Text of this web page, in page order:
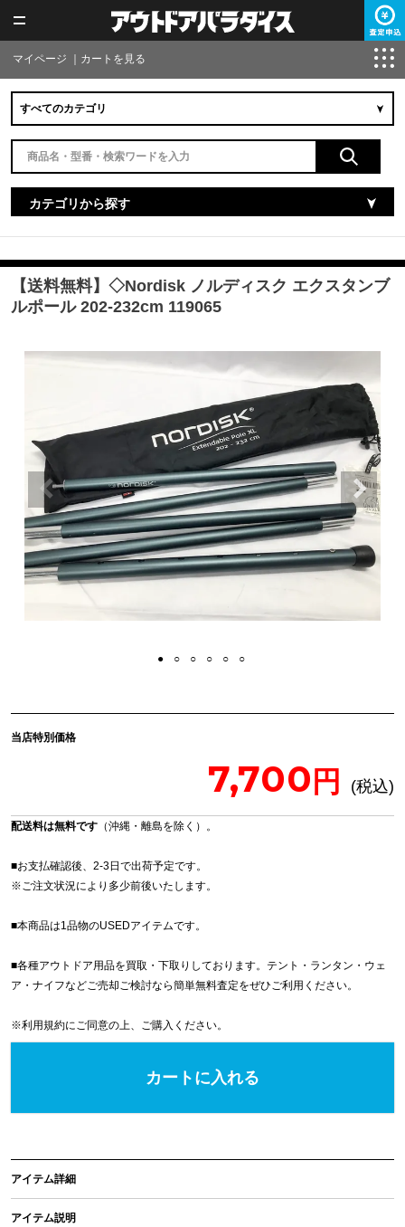
マイページ カートを見る
カテゴリから探す
【送料無料】◇Nordisk ノルディスク エクスタンブ
ルポール 202-232cm 119065
当店特別価格
7,700
配送料は無料です （沖縄・離島を除く）。
■お支払確認後、2-3日で出荷予定です。
※ご注文状況により多少前後いたします。
■本商品は1品物のUSEDアイテムです。
■各種アウトドア用品を買取・下取りしております。テント・ランタン・ウェ
ア・ナイフなどご売却ご検討なら簡単無料査定をぜひご利用ください。
※利用規約にご同意の上、ご購入ください。
カートに入れる
アイテム詳細
アイテム説明